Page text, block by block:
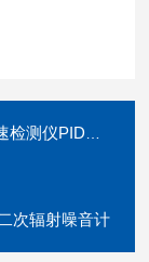
仪PID原理
次辐射噪音计